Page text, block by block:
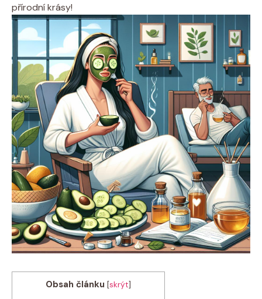
přírodní krásy!
Obsah článku [skrýt]